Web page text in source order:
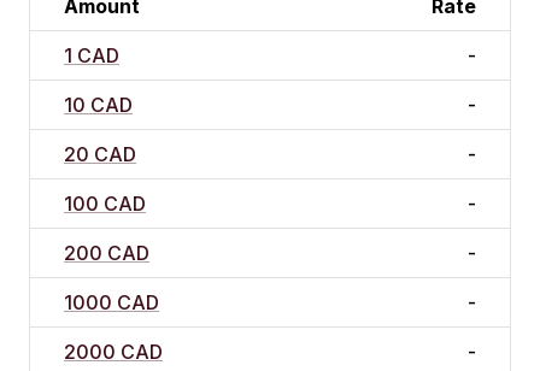
Amount Rate
1 CAD -
10 CAD -
20 CAD -
100 CAD -
200 CAD -
1000 CAD -
2000 CAD -